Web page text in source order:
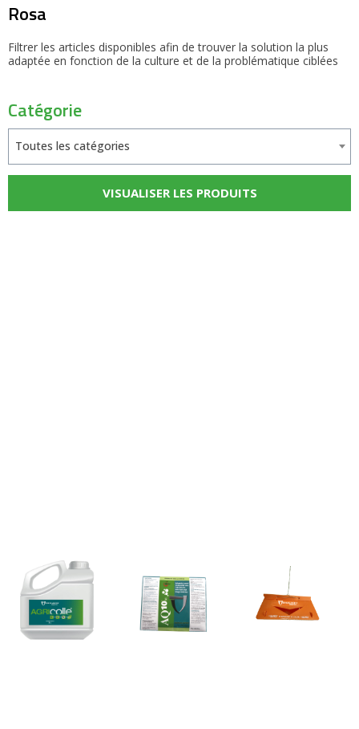
Rosa
Filtrer les articles disponibles afin de trouver la solution la plus
adaptée en fonction de la culture et de la problématique ciblées
Catégorie
Toutes les catégories